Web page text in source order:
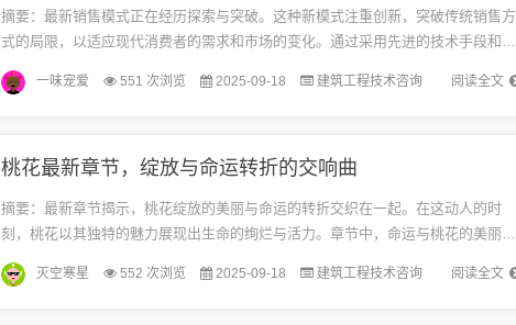
摘要：最新销售模式正在经历探索与突破。这种新模式注重创新，突破传统销售方
式的局限，以适应现代消费者的需求和市场的变化。通过采用先进的技术手段和策
略，这种模式旨在提高销售效率，提升客户体验，并为企业创造更大的商业价
值。...
阅读全文
一味宠爱 551 次浏览 2025-09-18 建筑工程技术咨询
桃花最新章节，绽放与命运转折的交响曲
摘要：最新章节揭示，桃花绽放的美丽与命运的转折交织在一起。在这动人的时
刻，桃花以其独特的魅力展现出生命的绚烂与活力。章节中，命运与桃花的美丽相
互呼应，引领读者进入一个充满情感与故事的世界。阅读本章，感受桃花绽放的绚
烂...
阅读全文
灭空寒星 552 次浏览 2025-09-18 建筑工程技术咨询